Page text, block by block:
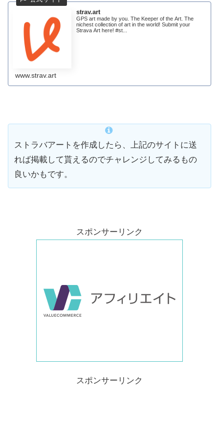
strav.art
GPS art made by you. The Keeper of the Art. The
nichest collection of art in the world! Submit your
Strava Art here! #st...
www.strav.art
ストラバアートを作成したら、上記のサイトに送
れば掲載して貰えるのでチャレンジしてみるもの
良いかもです。
スポンサーリンク
スポンサーリンク